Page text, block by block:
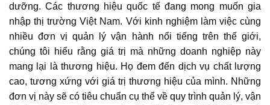
dưỡng. Các thương hiệu quốc tế đang mong muốn gia
nhập thị trường Việt Nam. Với kinh nghiệm làm việc cùng
nhiều đơn vị quản lý vận hành nổi tiếng trên thế giới,
chúng tôi hiểu rằng giá trị mà những doanh nghiệp này
mang lại là thương hiệu. Họ đem đến dịch vụ chất lượng
cao, tương xứng với giá trị thương hiệu của mình. Những
đơn vị này sẽ có tiêu chuẩn cụ thể về quy trình quản lý, vận